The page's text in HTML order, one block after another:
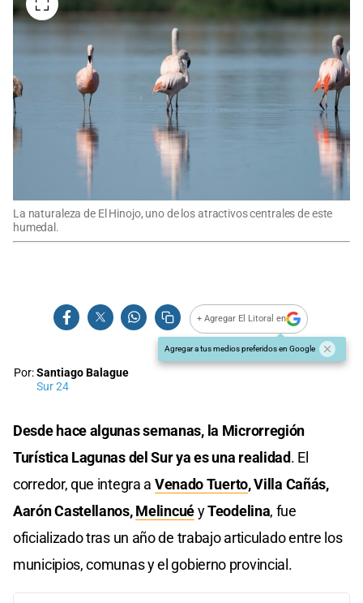
La naturaleza de El Hinojo, uno de los atractivos centrales de este
humedal.
+ Agregar El Litoral en
Agregar a tus medios preferidos en Google
Por:Santiago Balague
Sur 24
Desde hace algunas semanas, la Microrregión
Turística Lagunas del Sur ya es una realidad. El
corredor, que integra a Venado Tuerto, Villa Cañás,
Aarón Castellanos,MelincuéyTeodelina, fue
oficializado tras un año de trabajo articulado entre los
municipios, comunas y el gobierno provincial.